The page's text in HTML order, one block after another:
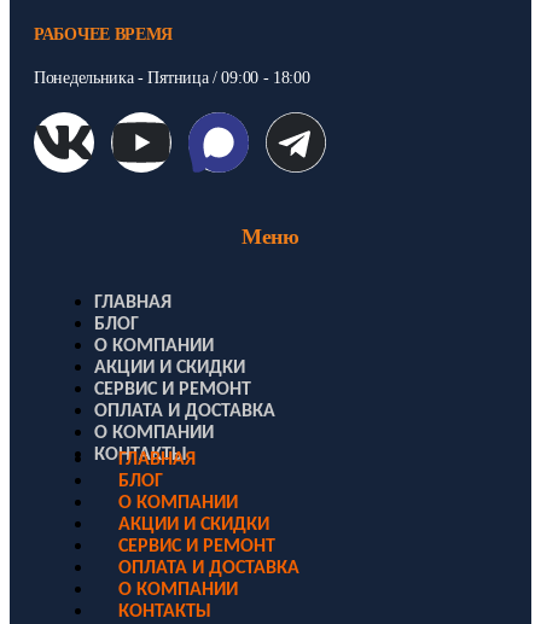
РАБОЧЕЕ ВРЕМЯ
Понедельника - Пятница / 09:00 - 18:00
Меню
ГЛАВНАЯ
БЛОГ
О КОМПАНИИ
АКЦИИ И СКИДКИ
СЕРВИС И РЕМОНТ
ОПЛАТА И ДОСТАВКА
О КОМПАНИИ
КОНТАКТЫ
ГЛАВНАЯ
БЛОГ
О КОМПАНИИ
АКЦИИ И СКИДКИ
СЕРВИС И РЕМОНТ
ОПЛАТА И ДОСТАВКА
О КОМПАНИИ
КОНТАКТЫ